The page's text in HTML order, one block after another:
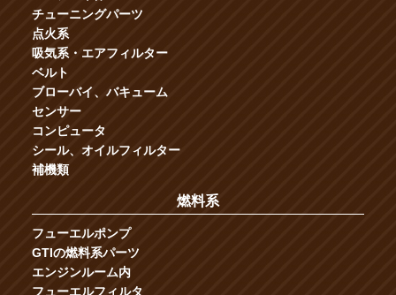
チューニングパーツ
点火系
吸気系・エアフィルター
ベルト
ブローバイ、バキューム
センサー
コンピュータ
シール、オイルフィルター
補機類
燃料系
フューエルポンプ
GTIの燃料系パーツ
エンジンルーム内
フューエルフィルタ